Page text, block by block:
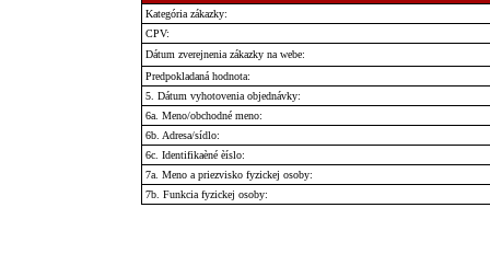
Kategória zákazky:
CPV:
Dátum zverejnenia zákazky na webe:
Predpokladaná hodnota:
5. Dátum vyhotovenia objednávky:
6a. Meno/obchodné meno:
6b. Adresa/sídlo:
6c. Identifikaèné èíslo:
7a. Meno a priezvisko fyzickej osoby:
7b. Funkcia fyzickej osoby: